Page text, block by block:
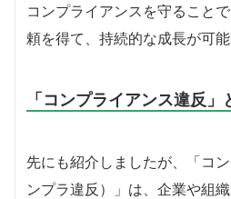
コンプライアンスを守ること
頼を得て、持続的な成長が可能
「コンプライアンス違反」
先にも紹介しましたが、「コ
ンプラ違反）」は、企業や組